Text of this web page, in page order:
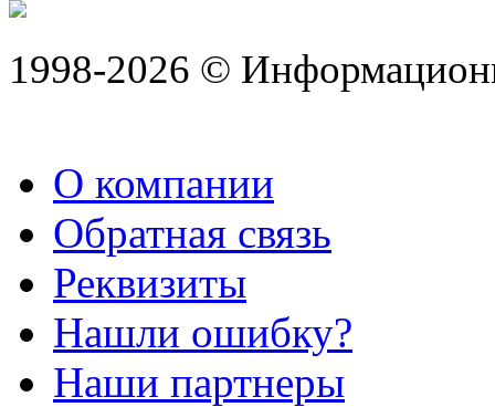
1998-2026 ©
О компании
Обратная связь
Реквизиты
Нашли ошибку?
Наши партнеры